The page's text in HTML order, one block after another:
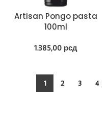
Artisan Pongo pasta
100ml
1.385,00 рсд
1 2 3 4